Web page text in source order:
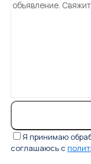
Я принимаю
соглашаюсь с